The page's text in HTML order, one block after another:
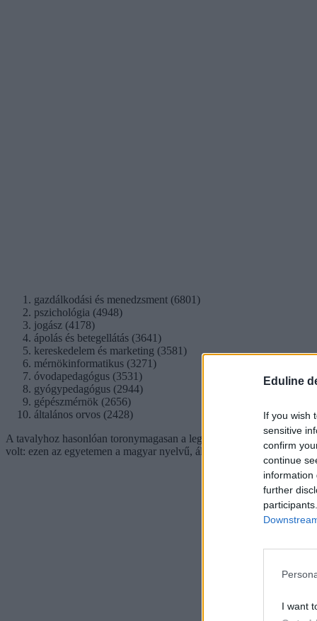
Eduline
If you wish
sensitive
confirm
continue
information
further
I want
gazdálkodási és menedzsment (6801)
pszichológia (4948)
jogász (4178)
ápolás és betegellátás (3641)
kereskedelem és marketing (3581)
mérnökinformatikus (3271)
óvodapedagógus (3531)
gyógypedagógus (2944)
gépészmérnök (2656)
általános orvos (2428)
A tavalyhoz hasonlóan toronymagasan a legtöbb jelentkezést a
volt: ezen az egyetemen a magyar nyelvű, állami ösztöndíjas nappali